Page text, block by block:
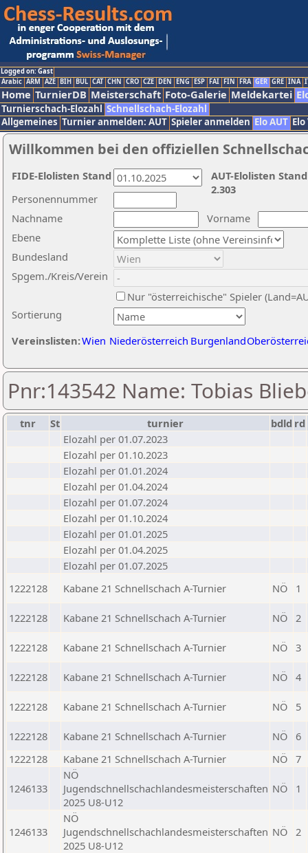
Logged on: Gast
Arabic ARM AZE BIH BUL CAT CHN CRO CZE DEN ENG ESP FAI FIN FRA GER GRE INA
Home TurnierDB Meisterschaft Foto-Galerie Meldekartei
Turnierschach-Elozahl Schnellschach-Elozahl
Allgemeines Turnier anmelden: AUT Spieler anmelden Elo AUT
Willkommen bei den offiziellen
Nachname
Vorname
Ebene
Sortierung
Personennummer
Bundesland
Spgem./Kreis/Verein
Nur "österreichische" Spieler
Vereinslisten:Wien Niederösterreich Burgenland
AUT-Elolisten
2.303
FIDE-Elolisten Stand
Pnr:143542 Name: Tobias
tnr St turnier bdld rd
Elozahl per 01.07.2023
Elozahl per 01.10.2023
Elozahl per 01.01.2024
Elozahl per 01.04.2024
Elozahl per 01.07.2024
Elozahl per 01.10.2024
Elozahl per 01.01.2025
Elozahl per 01.04.2025
Elozahl per 01.07.2025
1222128
Kabane 21 Schnellschach A-Turnier NÖ 1
1222128 Kabane 21 Schnellschach A-Turnier NÖ 2
1222128 Kabane 21 Schnellschach A-Turnier NÖ 3
1222128 Kabane 21 Schnellschach A-Turnier NÖ 4
1222128 Kabane 21 Schnellschach A-Turnier NÖ 5
1222128 Kabane 21 Schnellschach A-Turnier NÖ
6
1222128
Kabane 21 Schnellschach A-Turnier NÖ 7
1246133
NÖ
Jugendschnellschachlandesmeisterschaften
2025 U8-U12
NÖ 1
1246133
NÖ
Jugendschnellschachlandesmeisterschaften
2025 U8-U12
NÖ 2